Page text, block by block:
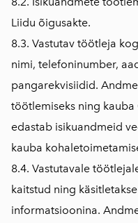
Liidu õigusakte.
8.3. Vastutav töötleja
nimi, telefoninumber,
pangarekvisiidid.
töötlemiseks ning kauba
edastab isikuandmeid
kauba
8.4. Vastutavale
kaitstud ning
informatsioonina.